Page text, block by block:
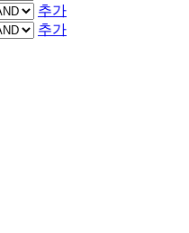
추가
추가